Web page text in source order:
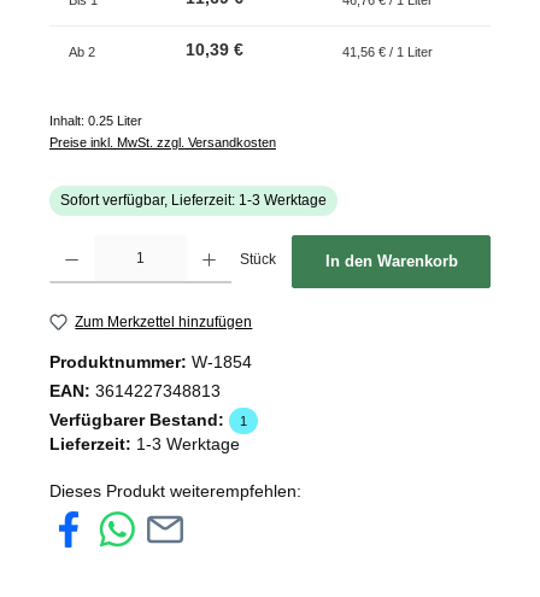
Ab 2 10,39 € 41,56 € / 1 Liter
Inhalt: 0.25 Liter
Preise inkl. MwSt. zzgl. Versandkosten
Sofort verfügbar, Lieferzeit: 1-3 Werktage
Stück In den Warenkorb
Zum Merkzettel hinzufügen
Produktnummer: W-1854
EAN: 3614227348813
Verfügbarer Bestand:
1
Lieferzeit: 1-3 Werktage
Dieses Produkt weiterempfehlen: